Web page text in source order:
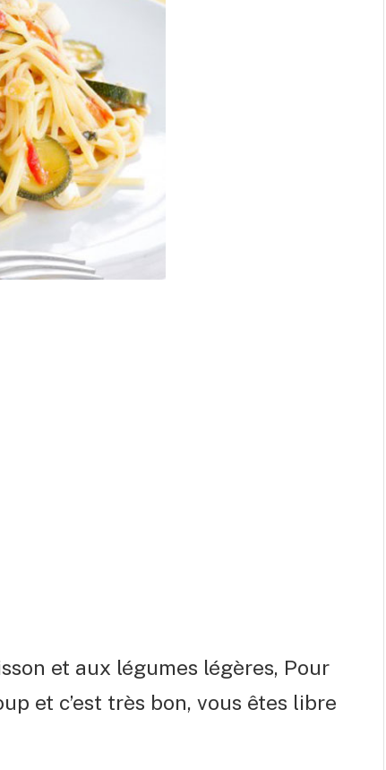
et aux légumes légères, Pour
et c’est très bon, vous êtes libre